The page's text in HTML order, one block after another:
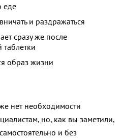
еде
и раздражаться
сразу же после
образ жизни
нет необходимости
но, как вы заметили,
и без